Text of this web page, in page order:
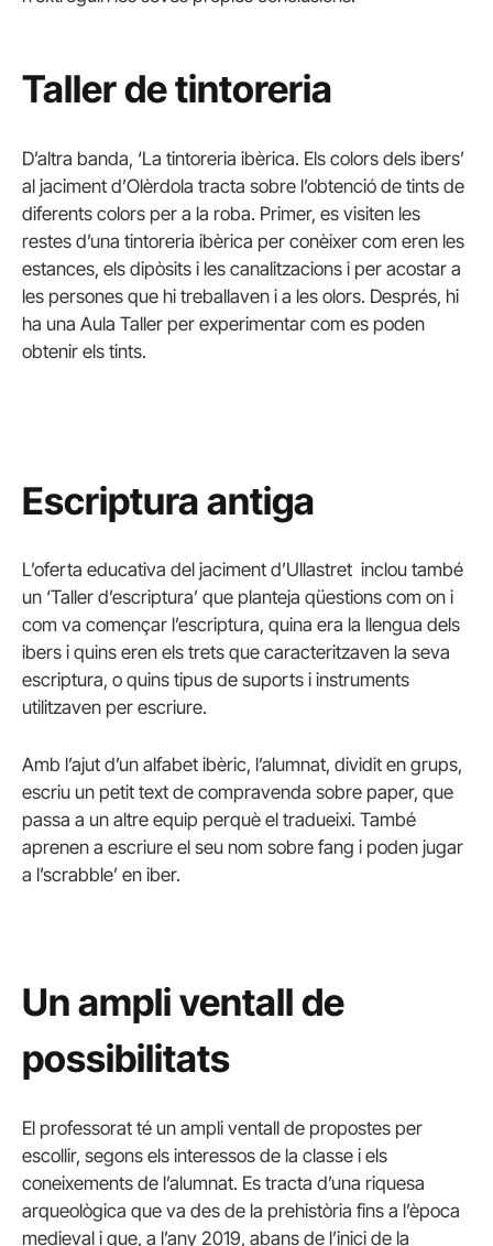
Taller de tintoreria
D’altra banda, ‘La tintoreria ibèrica. Els colors dels ibers’
al jaciment d’Olèrdola tracta sobre l’obtenció de tints de
diferents colors per a la roba. Primer, es visiten les
restes d’una tintoreria ibèrica per conèixer com eren les
estances, els dipòsits i les canalitzacions i per acostar a
les persones que hi treballaven i a les olors. Després, hi
ha una Aula Taller per experimentar com es poden
obtenir els tints.
Escriptura antiga
L’oferta educativa del jaciment d’Ullastret inclou també
un ‘Taller d’escriptura’ que planteja qüestions com on i
com va començar l’escriptura, quina era la llengua dels
ibers i quins eren els trets que caracteritzaven la seva
escriptura, o quins tipus de suports i instruments
utilitzaven per escriure.
Amb l’ajut d’un alfabet ibèric, l’alumnat, dividit en grups,
escriu un petit text de compravenda sobre paper, que
passa a un altre equip perquè el tradueixi. També
aprenen a escriure el seu nom sobre fang i poden jugar
a l’scrabble’ en iber.
Un ampli ventall de
possibilitats
El professorat té un ampli ventall de propostes per
escollir, segons els interessos de la classe i els
coneixements de l’alumnat. Es tracta d’una riquesa
arqueològica que va des de la prehistòria fins a l’època
medieval i que, a l’any 2019, abans de l’inici de la